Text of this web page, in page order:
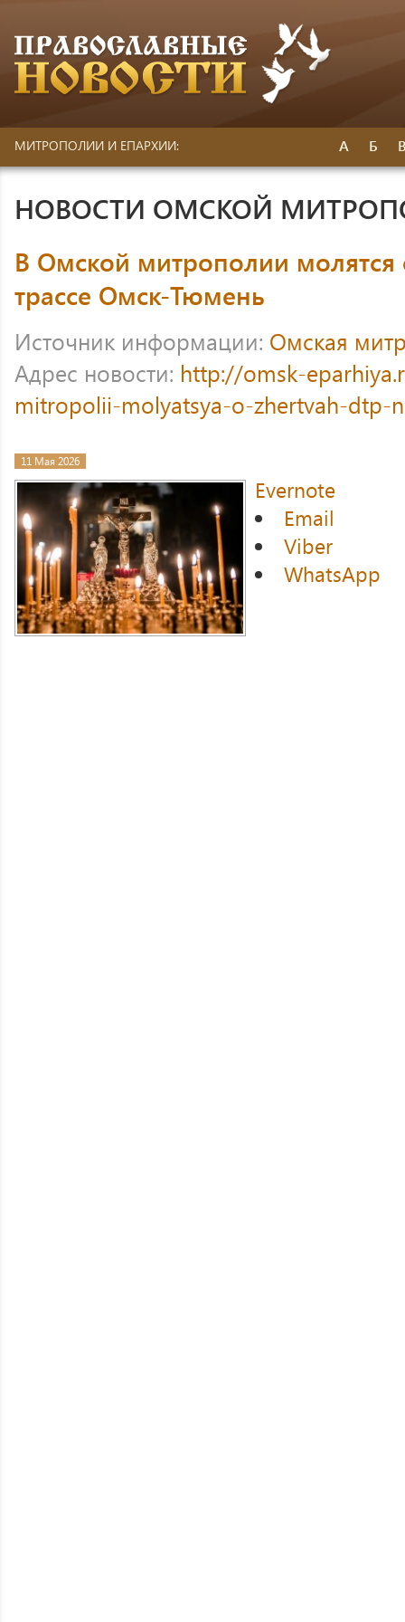
МИТРОПОЛИИ И ЕПАРХИИ: А Б
НОВОСТИ ОМСКОЙ
В Омской митрополии
трассе Омск-Тюмень
Источник информации: Омская
Адрес новости: http://omsk-
mitropolii-molyatsya-o-zhertvah-dtp-
11 Мая 2026
Evernote
Email
Viber
WhatsApp